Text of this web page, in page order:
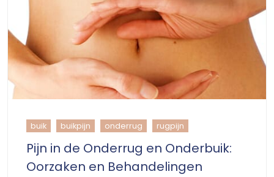
buik buikpijn onderrug rugpijn
Pijn in de Onderrug en Onderbuik:
Oorzaken en Behandelingen